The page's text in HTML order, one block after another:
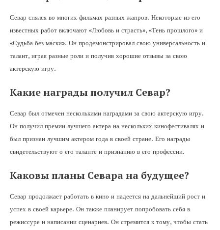
Севар снялся во многих фильмах разных жанров. Некоторые из его
известных работ включают «Любовь и страсть», «Тень прошлого» и
«Судьба без маски». Он продемонстрировал свою универсальность и
талант, играя разные роли и получив хорошие отзывы за свою
актерскую игру.
Какие награды получил Севар?
Севар был отмечен несколькими наградами за свою актерскую игру.
Он получил премии лучшего актера на нескольких кинофестивалях и
был признан лучшим актером года в своей стране. Его награды
свидетельствуют о его таланте и признанию в его профессии.
Каковы планы Севара на будущее?
Севар продолжает работать в кино и надеется на дальнейший рост и
успех в своей карьере. Он также планирует попробовать себя в
режиссуре и написании сценариев. Он стремится к тому, чтобы стать